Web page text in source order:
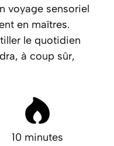
voyage sensoriel
en maîtres.
le quotidien
à coup sûr,
10 minutes